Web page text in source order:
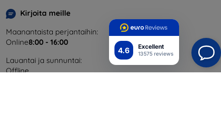
4.6 Excellent
13575 reviews
Kirjoita meille
Maanantaista perjantaihin:
Online8:00 - 16:00
Lauantai ja sunnuntai:
Offline